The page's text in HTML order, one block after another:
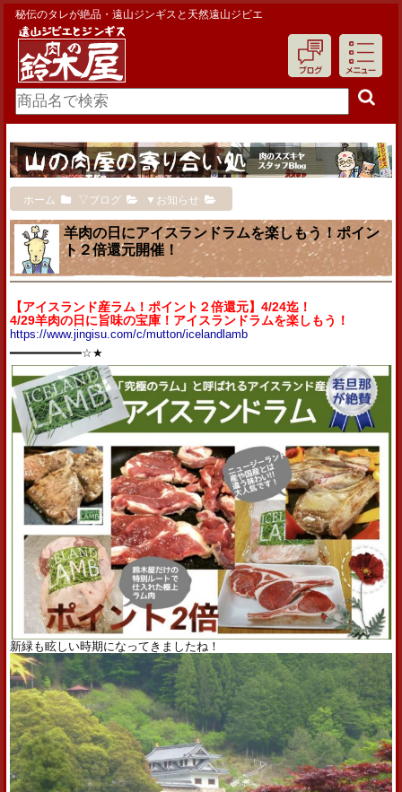
秘伝のタレが絶品・遠山ジンギスと天然遠山ジビエ
ホーム ▽ブログ ▼お知らせ
羊肉の日にアイスランドラムを楽しもう！ポイン
ト２倍還元開催！
【アイスランド産ラム！ポイント２倍還元】4/24迄！
4/29羊肉の日に旨味の宝庫！アイスランドラムを楽しもう！
https://www.jingisu.com/c/mutton/icelandlamb
━━━━━━━━━━☆★
新緑も眩しい時期になってきましたね！